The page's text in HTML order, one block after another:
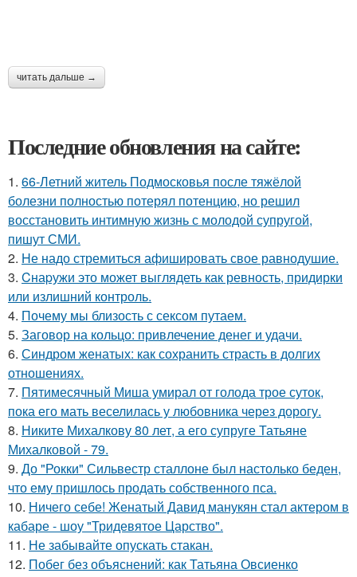
читать дальше →
Последние обновления на сайте:
1. 66-Летний житель Подмосковья после тяжёлой
болезни полностью потерял потенцию, но решил
восстановить интимную жизнь с молодой супругой,
пишут СМИ.
2. Hе надо стремиться афишировать свое равнодушие.
3. Cнаpужи это может выглядеть как ревность, придирки
или излишний контроль.
4. Почему мы близость с сексом путаем.
5. Заговор на кольцо: привлечение денег и удачи.
6. Синдром женатых: как сохранить страсть в долгих
отношениях.
7. Пятимесячный Миша умирал от голода трое суток,
пока его мать веселилась у любовника через дорогу.
8. Никите Михалкову 80 лет, а его супруге Татьяне
Михалковой - 79.
9. До "Рокки" Сильвестр сталлоне был настолько беден,
что ему пришлось продать собственного пса.
10. Ничего себе! Женатый Давид манукян стал актером в
кабаре - шоу "Тридевятое Царство".
11. Не забывайте опускать стакан.
12. Побег без объяснений: как Татьяна Овсиенко